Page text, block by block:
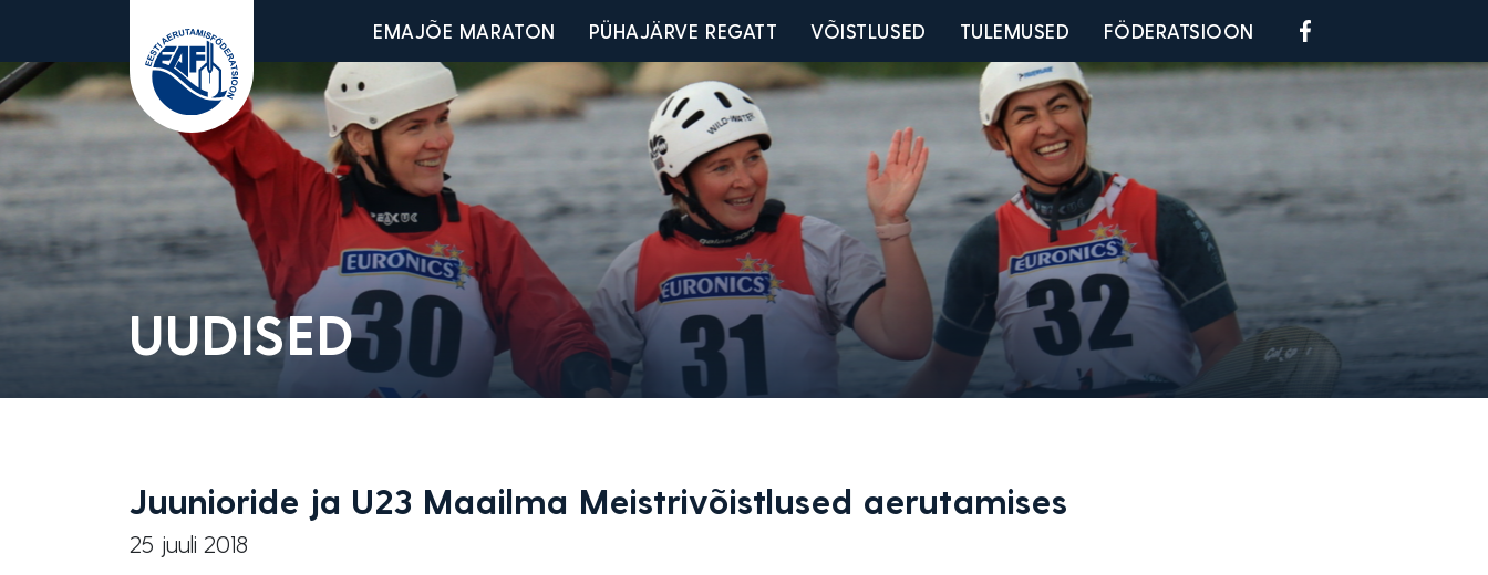
Eesti Aerutamisföderatsioon
Main menu
EMAJÕE MARATON PÜHAJÄRVE REGATT VÕISTLUSED TULEMUSED FÖDERATSIOON Social menu
UUDISED
Juunioride ja U23 Maailma Meistrivõistlused aerutamises
25 juuli 2018